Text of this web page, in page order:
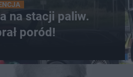
na stacji paliw.
poród!